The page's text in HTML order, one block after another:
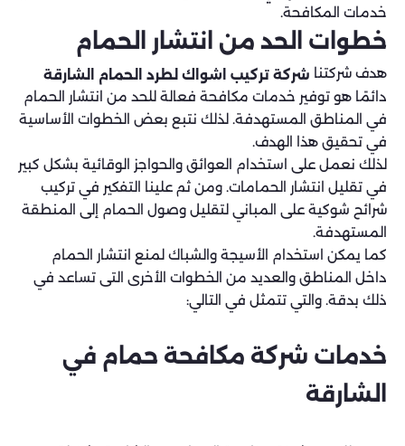
خدمات المكافحة.
خطوات الحد من انتشار الحمام
هدف شركتنا شركة تركيب اشواك لطرد الحمام الشارقة
دائمًا هو توفير خدمات مكافحة فعالة للحد من انتشار الحمام
في المناطق المستهدفة. لذلك نتبع بعض الخطوات الأساسية
في تحقيق هذا الهدف.
لذلك نعمل على استخدام العوائق والحواجز الوقائية بشكل كبير
في تقليل انتشار الحمامات. ومن ثم علينا التفكير في تركيب
شرائح شوكية على المباني لتقليل وصول الحمام إلى المنطقة
المستهدفة.
كما يمكن استخدام الأسيجة والشباك لمنع انتشار الحمام
داخل المناطق والعديد من الخطوات الأخرى التى تساعد في
ذلك بدقة. والتي تتمثل في التالي:
خدمات شركة مكافحة حمام في
الشارقة